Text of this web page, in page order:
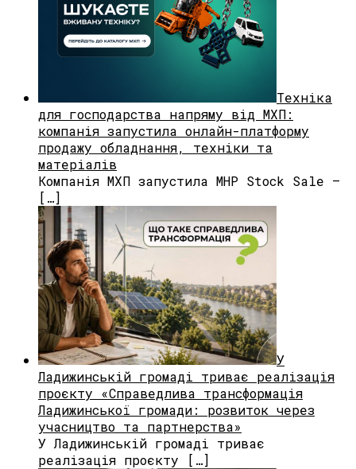
Техніка
для господарства напряму від МХП:
компанія запустила онлайн-платформу
продажу обладнання, техніки та
матеріалів
Компанія МХП запустила MHP Stock Sale —
[…]
У
Ладижинській громаді триває реалізація
проєкту «Справедлива трансформація
Ладижинської громади: розвиток через
учасництво та партнерства»
У Ладижинській громаді триває
реалізація проєкту […]